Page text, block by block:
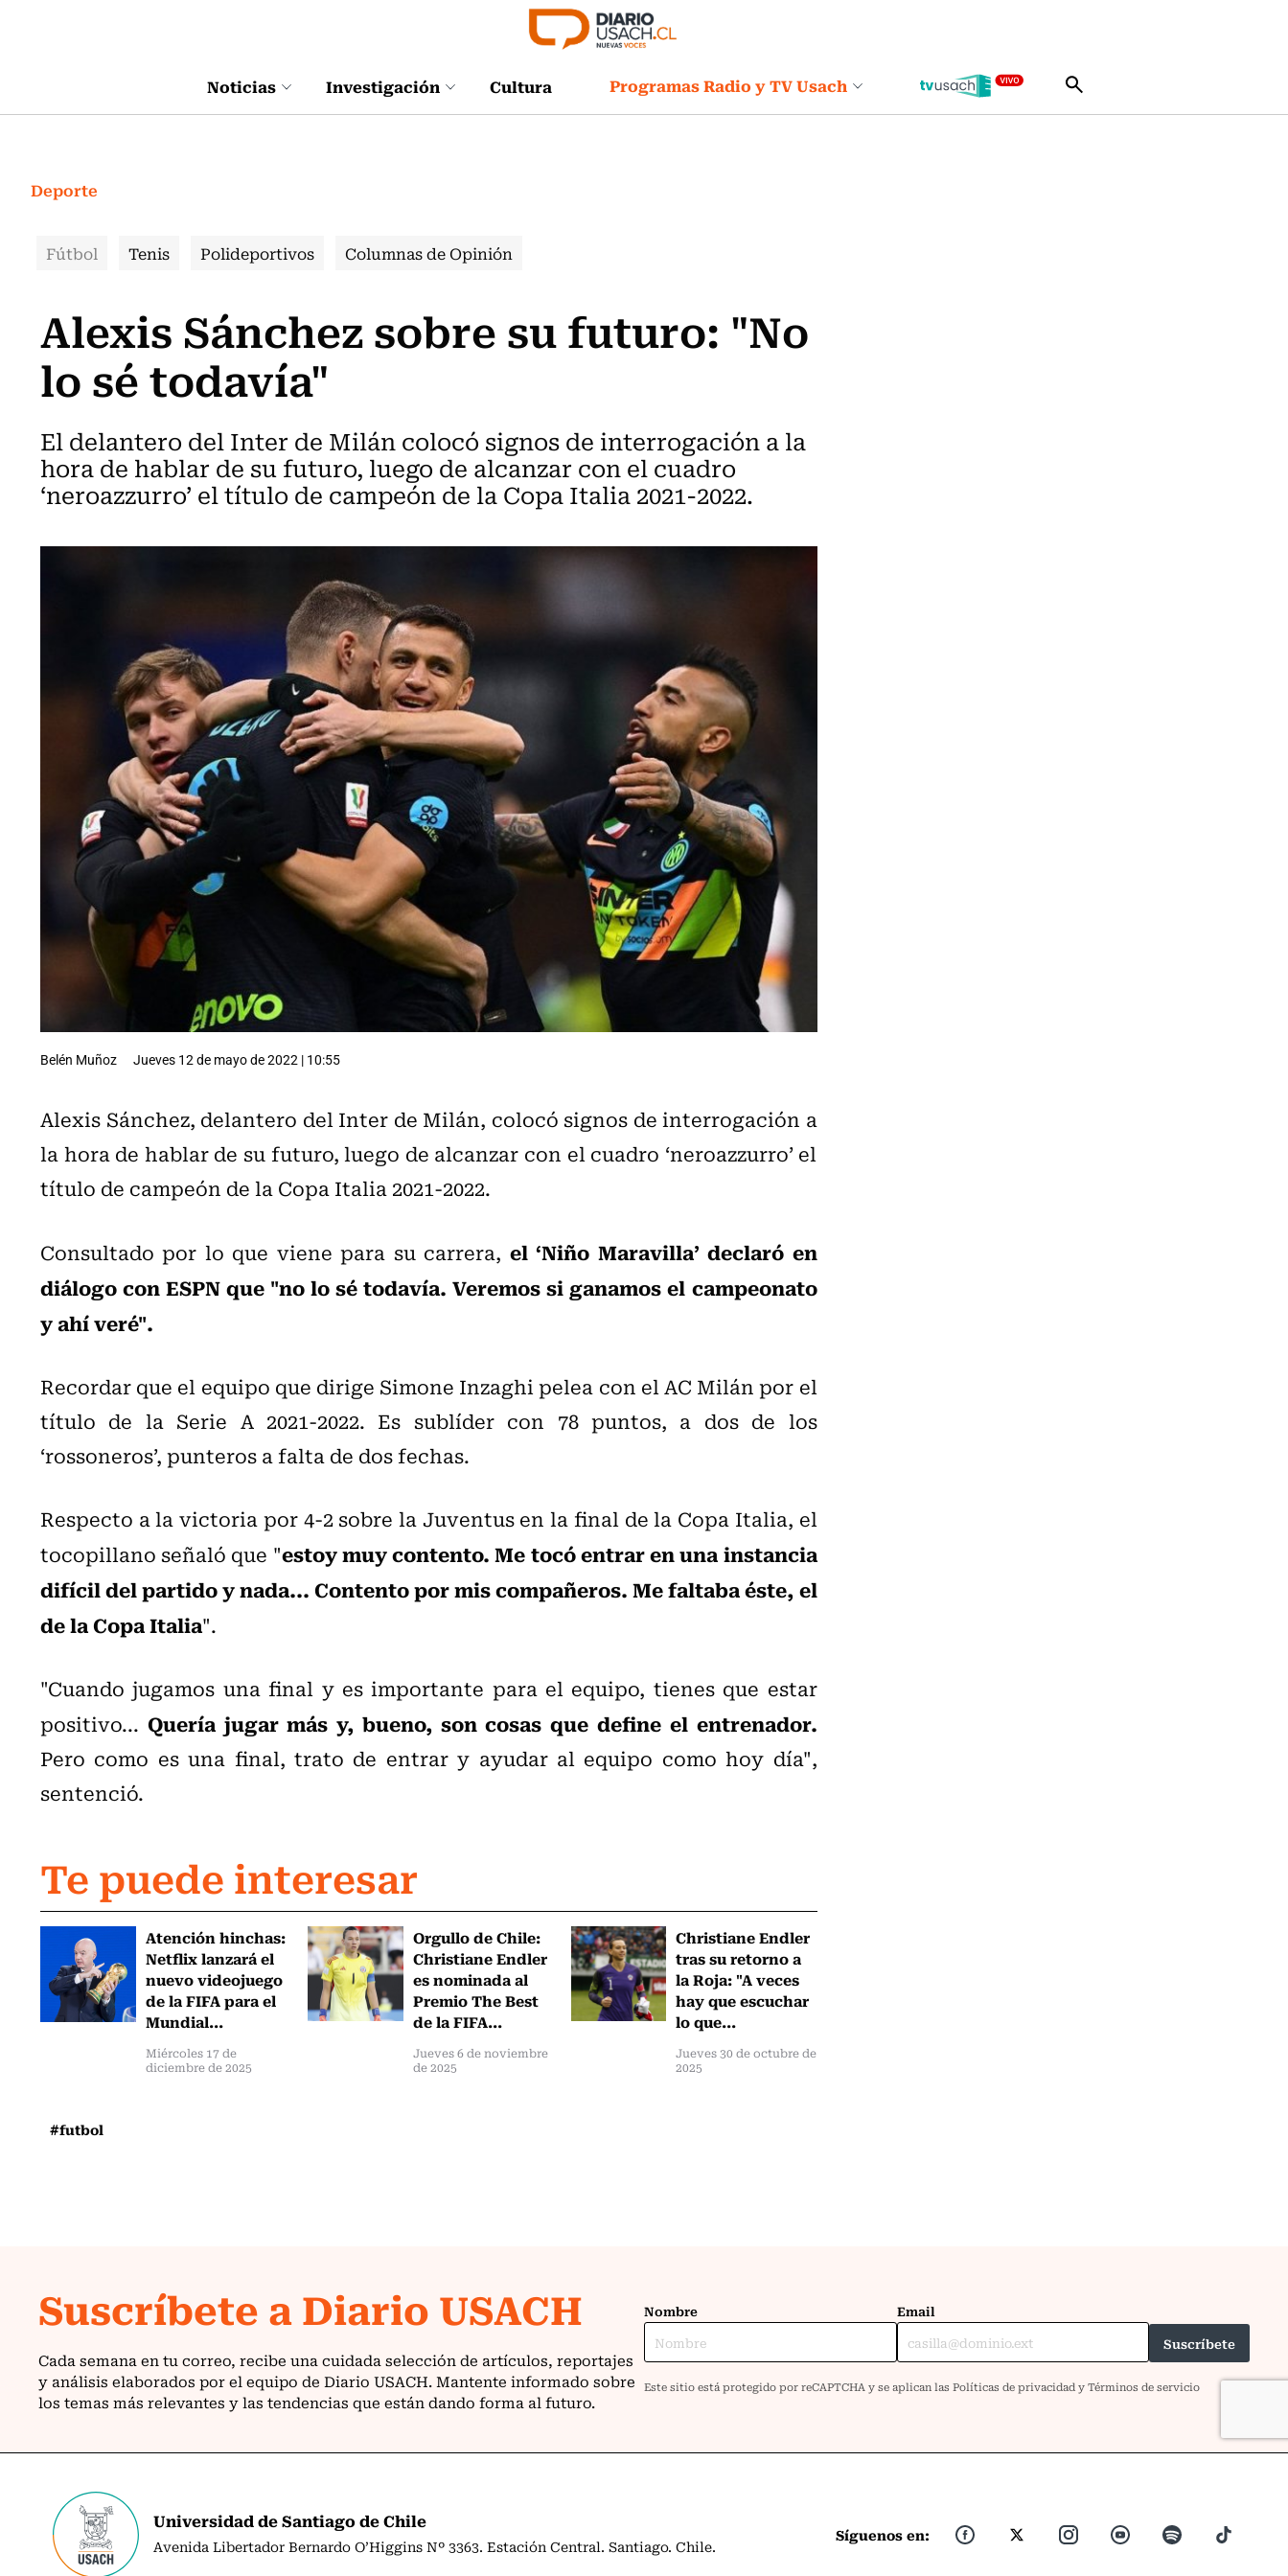
Noticias Investigación Cultura Programas Radio y TV Usach
Deporte
Fútbol Tenis Polideportivos Columnas de Opinión
Alexis Sánchez sobre su futuro: "No
lo sé todavía"
El delantero del Inter de Milán colocó signos de interrogación a la
hora de hablar de su futuro, luego de alcanzar con el cuadro
‘neroazzurro’ el título de campeón de la Copa Italia 2021-2022.
Belén Muñoz Jueves 12 de mayo de 2022 | 10:55
Alexis Sánchez, delantero del Inter de Milán, colocó signos de interrogación a
la hora de hablar de su futuro, luego de alcanzar con el cuadro ‘neroazzurro’ el
título de campeón de la Copa Italia 2021-2022.
Consultado por lo que viene para su carrera, el ‘Niño Maravilla’ declaró en
diálogo con ESPN que "no lo sé todavía. Veremos si ganamos el campeonato
y ahí veré".
Recordar que el equipo que dirige Simone Inzaghi pelea con el AC Milán por el
título de la Serie A 2021-2022. Es sublíder con 78 puntos, a dos de los
‘rossoneros’, punteros a falta de dos fechas.
Respecto a la victoria por 4-2 sobre la Juventus en la final de la Copa Italia, el
tocopillano señaló que "estoy muy contento. Me tocó entrar en una instancia
difícil del partido y nada... Contento por mis compañeros. Me faltaba éste, el
de la Copa Italia".
"Cuando jugamos una final y es importante para el equipo, tienes que estar
positivo... Quería jugar más y, bueno, son cosas que define el entrenador.
Pero como es una final, trato de entrar y ayudar al equipo como hoy día",
sentenció.
Te puede interesar
Atención hinchas:
Netflix lanzará el
nuevo videojuego
de la FIFA para el
Mundial...
Miércoles 17 de
diciembre de 2025
Orgullo de Chile:
Christiane Endler
es nominada al
Premio The Best
de la FIFA...
Jueves 6 de noviembre
de 2025
Christiane Endler
tras su retorno a
la Roja: "A veces
hay que escuchar
lo que...
Jueves 30 de octubre de
2025
#futbol
Universidad de Santiago de Chile
Avenida Libertador Bernardo O’Higgins Nº 3363. Estación Central. Santiago. Chile.
Síguenos en: